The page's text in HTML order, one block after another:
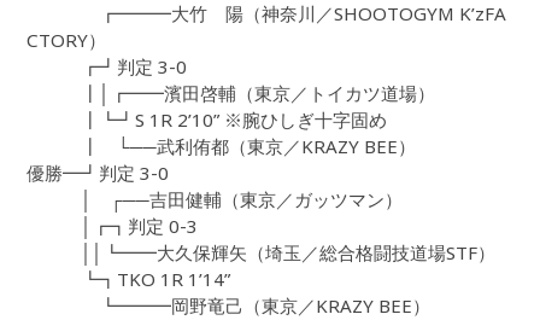
┏━━━大竹 陽（神奈川／SHOOTOGYM K’zFA
CTORY）
┏┛判定 3-0
┃│┏━━濱田啓輔（東京／トイカツ道場）
┃┗┛S 1R 2’10” ※腕ひしぎ十字固め
┃ └──武利侑都（東京／KRAZY BEE）
優勝━┛判定 3-0
│ ┌──吉田健輔（東京／ガッツマン）
│┏┓判定 0-3
││┗━━大久保輝矢（埼玉／総合格闘技道場STF）
┗┓TKO 1R 1’14”
┗━━━岡野竜己（東京／KRAZY BEE）